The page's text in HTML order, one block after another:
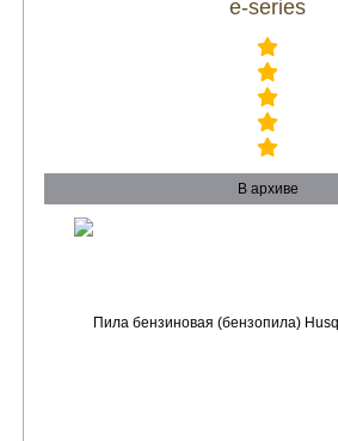
e-series
В архиве